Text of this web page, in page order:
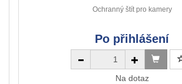
Ochranný štít pro kamery
Po přihlášení
Na dotaz